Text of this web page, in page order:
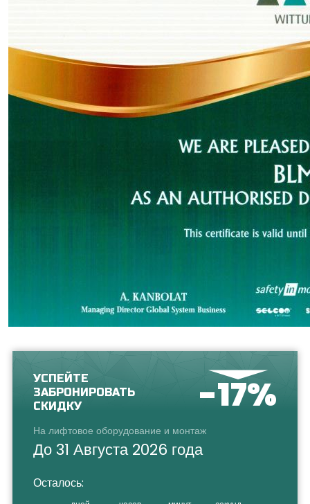
УСПЕЙТЕ
ЗАБРОНИРОВАТЬ
СКИДКУ
-17%
На лифтовое оборудование и монтаж
До 31 Августа 2026 года
Осталось: